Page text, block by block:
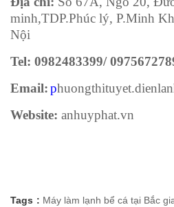
minh,TDP.Phúc lý, P.Minh
Nội
Tel: 0982483399/
Email:p
Website: anhuyphat.vn
Tags : Máy làm lạnh bể cá tại Bắc